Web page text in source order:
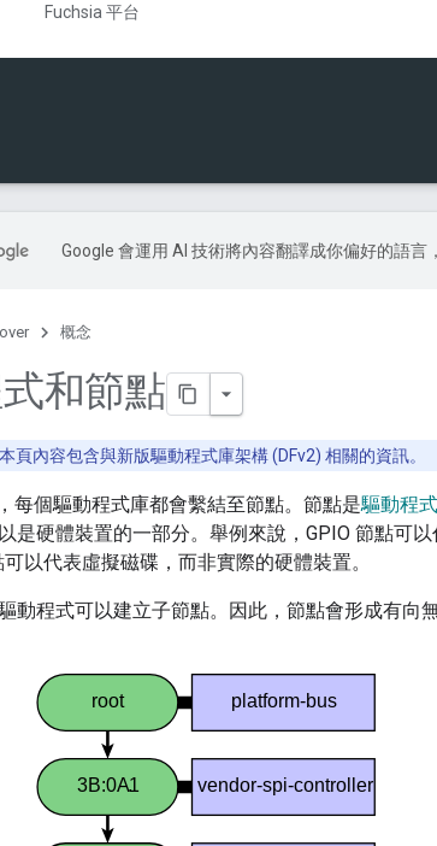
Fuchsia 平台
Google 會運用 AI 技術將內容翻譯成你偏好的語言
概念
和節點
本頁內容包含與新版驅動程式庫架構 (DFv2) 相關的資訊。
每個驅動程式庫都會繫結至節點。節點是驅動程
是硬體裝置的一部分。舉例來說，GPIO 節點可
以代表虛擬磁碟，而非實際的硬體裝置。
動程式可以建立子節點。因此，節點會形成有向